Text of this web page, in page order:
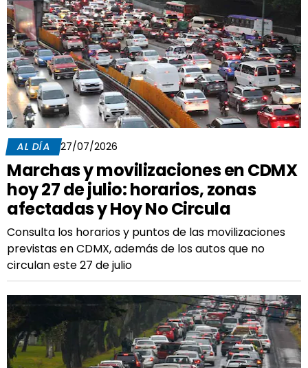
AL DÍA 27/07/2026
Marchas y movilizaciones en CDMX
hoy 27 de julio: horarios, zonas
afectadas y Hoy No Circula
Consulta los horarios y puntos de las movilizaciones
previstas en CDMX, además de los autos que no
circulan este 27 de julio